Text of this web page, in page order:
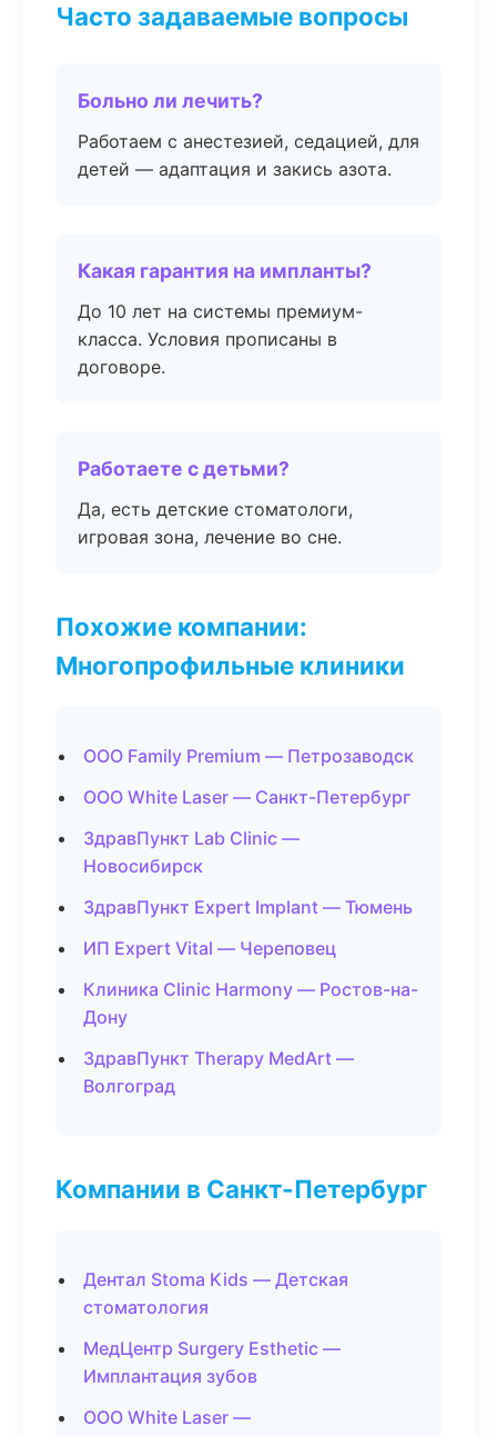
Часто задаваемые вопросы
Больно ли лечить?
Работаем с анестезией, седацией, для
детей — адаптация и закись азота.
Какая гарантия на импланты?
До 10 лет на системы премиум-
класса. Условия прописаны в
договоре.
Работаете с детьми?
Да, есть детские стоматологи,
игровая зона, лечение во сне.
Похожие компании:
Многопрофильные клиники
ООО Family Premium — Петрозаводск
ООО White Laser — Санкт-Петербург
ЗдравПункт Lab Clinic —
Новосибирск
ЗдравПункт Expert Implant — Тюмень
ИП Expert Vital — Череповец
Клиника Clinic Harmony — Ростов-на-
Дону
ЗдравПункт Therapy MedArt —
Волгоград
Компании в Санкт-Петербург
Дентал Stoma Kids — Детская
стоматология
МедЦентр Surgery Esthetic —
Имплантация зубов
ООО White Laser —